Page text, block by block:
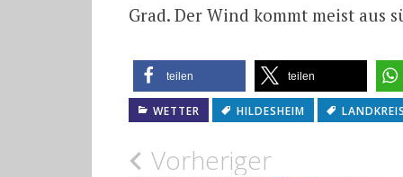
Grad. Der Wind kommt meist aus
teilen teilen
WETTER HILDESHEIM
Vorheriger